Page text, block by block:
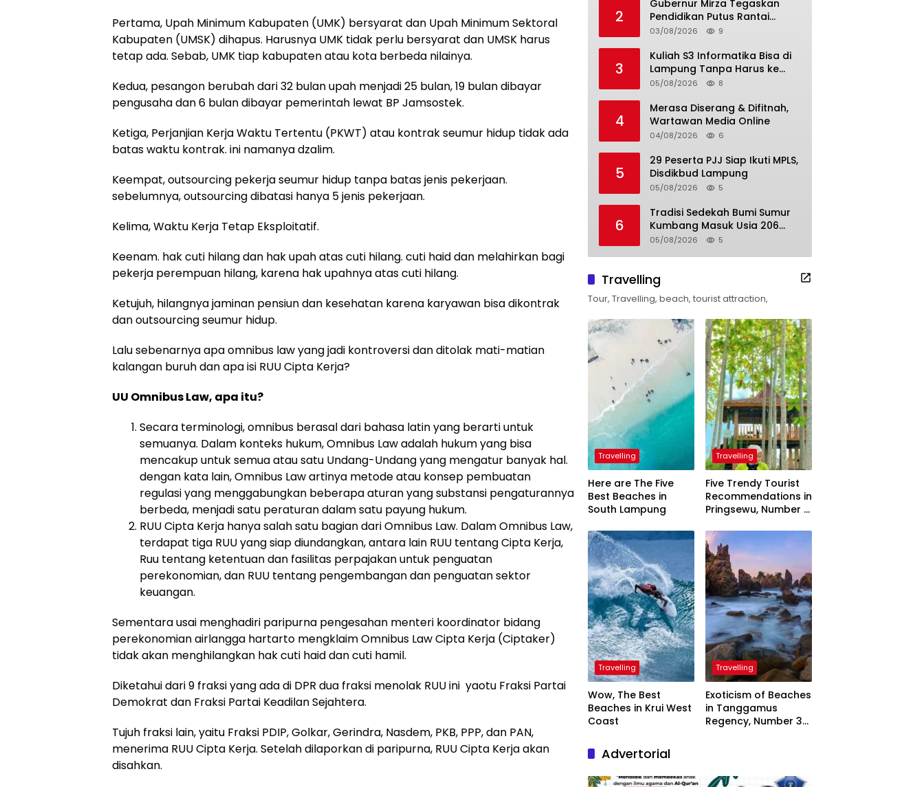
Pertama, Upah Minimum Kabupaten (UMK) bersyarat dan Upah Minimum Sektoral
Kabupaten (UMSK) dihapus. Harusnya UMK tidak perlu bersyarat dan UMSK harus
tetap ada. Sebab, UMK tiap kabupaten atau kota berbeda nilainya.
Kedua, pesangon berubah dari 32 bulan upah menjadi 25 bulan, 19 bulan dibayar
pengusaha dan 6 bulan dibayar pemerintah lewat BP Jamsostek.
Ketiga, Perjanjian Kerja Waktu Tertentu (PKWT) atau kontrak seumur hidup tidak ada
batas waktu kontrak. ini namanya dzalim.
Keempat, outsourcing pekerja seumur hidup tanpa batas jenis pekerjaan.
sebelumnya, outsourcing dibatasi hanya 5 jenis pekerjaan.
Kelima, Waktu Kerja Tetap Eksploitatif.
Keenam. hak cuti hilang dan hak upah atas cuti hilang. cuti haid dan melahirkan bagi
pekerja perempuan hilang, karena hak upahnya atas cuti hilang.
Ketujuh, hilangnya jaminan pensiun dan kesehatan karena karyawan bisa dikontrak
dan outsourcing seumur hidup.
Lalu sebenarnya apa omnibus law yang jadi kontroversi dan ditolak mati-matian
kalangan buruh dan apa isi RUU Cipta Kerja?
UU Omnibus Law, apa itu?
Secara terminologi, omnibus berasal dari bahasa latin yang berarti untuk
semuanya. Dalam konteks hukum, Omnibus Law adalah hukum yang bisa
mencakup untuk semua atau satu Undang-Undang yang mengatur banyak hal.
dengan kata lain, Omnibus Law artinya metode atau konsep pembuatan
regulasi yang menggabungkan beberapa aturan yang substansi pengaturannya
berbeda, menjadi satu peraturan dalam satu payung hukum.
RUU Cipta Kerja hanya salah satu bagian dari Omnibus Law. Dalam Omnibus Law,
terdapat tiga RUU yang siap diundangkan, antara lain RUU tentang Cipta Kerja,
Ruu tentang ketentuan dan fasilitas perpajakan untuk penguatan
perekonomian, dan RUU tentang pengembangan dan penguatan sektor
keuangan.
Sementara usai menghadiri paripurna pengesahan menteri koordinator bidang
perekonomian airlangga hartarto mengklaim Omnibus Law Cipta Kerja (Ciptaker)
tidak akan menghilangkan hak cuti haid dan cuti hamil.
Diketahui dari 9 fraksi yang ada di DPR dua fraksi menolak RUU ini yaotu Fraksi Partai
Demokrat dan Fraksi Partai Keadilan Sejahtera.
Tujuh fraksi lain, yaitu Fraksi PDIP, Golkar, Gerindra, Nasdem, PKB, PPP, dan PAN,
menerima RUU Cipta Kerja. Setelah dilaporkan di paripurna, RUU Cipta Kerja akan
disahkan.
2
Gubernur Mirza Tegaskan
Pendidikan Putus Rantai
Kemiskinan
03/08/2026 9
3
Kuliah S3 Informatika Bisa di
Lampung Tanpa Harus ke
Luar Daerah
05/08/2026 8
4
Merasa Diserang & Difitnah,
Wartawan Media Online
04/08/2026 6
5
29 Peserta PJJ Siap Ikuti MPLS,
Disdikbud Lampung
05/08/2026 5
6
Tradisi Sedekah Bumi Sumur
Kumbang Masuk Usia 206
Tahun
05/08/2026 5
Travelling
Tour, Travelling, beach, tourist attraction,
Travelling
Here are The Five
Best Beaches in
South Lampung
Travelling
Five Trendy Tourist
Recommendations in
Pringsewu, Number 3
President
Travelling
Wow, The Best
Beaches in Krui West
Coast
Travelling
Exoticism of Beaches
in Tanggamus
Regency, Number 3
Advertorial